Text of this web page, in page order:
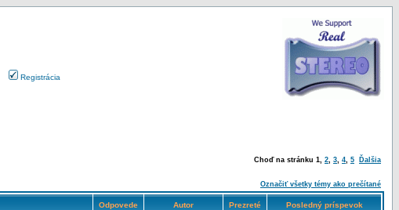
Registrácia
Choď na stránku 1, 2, 3, 4, 5 Ďalšia
Označiť všetky témy ako prečítané
Odpovede Autor Prezreté Posledný príspevok